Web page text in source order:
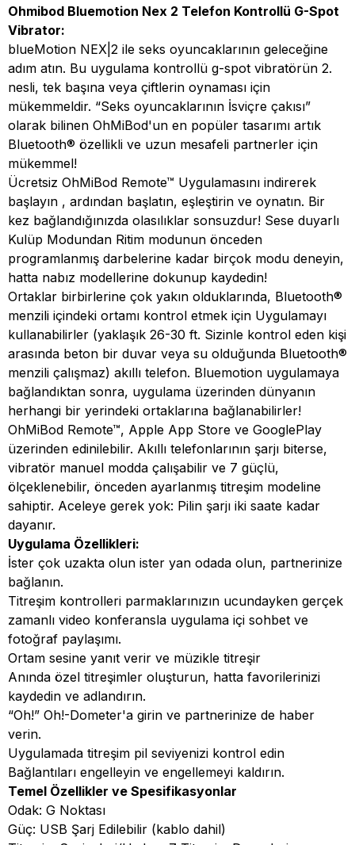
Ohmibod Bluemotion Nex 2 Telefon Kontrollü G-Spot
Vibrator:
blueMotion NEX|2 ile seks oyuncaklarının geleceğine
adım atın. Bu uygulama kontrollü g-spot vibratörün 2.
nesli, tek başına veya çiftlerin oynaması için
mükemmeldir. “Seks oyuncaklarının İsviçre çakısı”
olarak bilinen OhMiBod'un en popüler tasarımı artık
Bluetooth® özellikli ve uzun mesafeli partnerler için
mükemmel!
Ücretsiz OhMiBod Remote™ Uygulamasını indirerek
başlayın , ardından başlatın, eşleştirin ve oynatın. Bir
kez bağlandığınızda olasılıklar sonsuzdur! Sese duyarlı
Kulüp Modundan Ritim modunun önceden
programlanmış darbelerine kadar birçok modu deneyin,
hatta nabız modellerine dokunup kaydedin!
Ortaklar birbirlerine çok yakın olduklarında, Bluetooth®
menzili içindeki ortamı kontrol etmek için Uygulamayı
kullanabilirler (yaklaşık 26-30 ft. Sizinle kontrol eden kişi
arasında beton bir duvar veya su olduğunda Bluetooth®
menzili çalışmaz) akıllı telefon. Bluemotion uygulamaya
bağlandıktan sonra, uygulama üzerinden dünyanın
herhangi bir yerindeki ortaklarına bağlanabilirler!
OhMiBod Remote™, Apple App Store ve GooglePlay
üzerinden edinilebilir. Akıllı telefonlarının şarjı biterse,
vibratör manuel modda çalışabilir ve 7 güçlü,
ölçeklenebilir, önceden ayarlanmış titreşim modeline
sahiptir. Aceleye gerek yok: Pilin şarjı iki saate kadar
dayanır.
Uygulama Özellikleri:
İster çok uzakta olun ister yan odada olun, partnerinize
bağlanın.
Titreşim kontrolleri parmaklarınızın ucundayken gerçek
zamanlı video konferansla uygulama içi sohbet ve
fotoğraf paylaşımı.
Ortam sesine yanıt verir ve müzikle titreşir
Anında özel titreşimler oluşturun, hatta favorilerinizi
kaydedin ve adlandırın.
“Oh!” Oh!-Dometer'a girin ve partnerinize de haber
verin.
Uygulamada titreşim pil seviyenizi kontrol edin
Bağlantıları engelleyin ve engellemeyi kaldırın.
Temel Özellikler ve Spesifikasyonlar
Odak: G Noktası
Güç: USB Şarj Edilebilir (kablo dahil)